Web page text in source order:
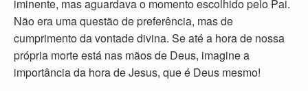
iminente, mas aguardava o momento escolhido pelo Pai.
Não era uma questão de preferência, mas de
cumprimento da vontade divina. Se até a hora de nossa
própria morte está nas mãos de Deus, imagine a
importância da hora de Jesus, que é Deus mesmo!